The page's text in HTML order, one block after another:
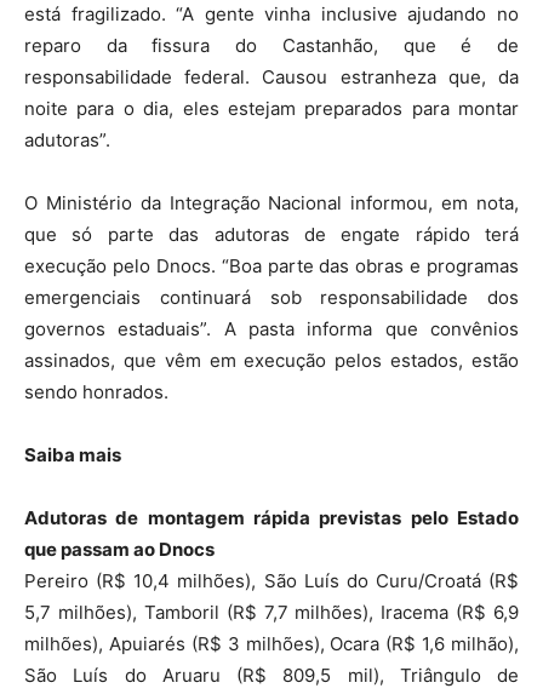
está fragilizado. “A gente vinha inclusive ajudando no
reparo da fissura do Castanhão, que é de
responsabilidade federal. Causou estranheza que, da
noite para o dia, eles estejam preparados para montar
adutoras”.
O Ministério da Integração Nacional informou, em nota,
que só parte das adutoras de engate rápido terá
execução pelo Dnocs. “Boa parte das obras e programas
emergenciais continuará sob responsabilidade dos
governos estaduais”. A pasta informa que convênios
assinados, que vêm em execução pelos estados, estão
sendo honrados.
Saiba mais
Adutoras de montagem rápida previstas pelo Estado
que passam ao Dnocs
Pereiro (R$ 10,4 milhões), São Luís do Curu/Croatá (R$
5,7 milhões), Tamboril (R$ 7,7 milhões), Iracema (R$ 6,9
milhões), Apuiarés (R$ 3 milhões), Ocara (R$ 1,6 milhão),
São Luís do Aruaru (R$ 809,5 mil), Triângulo de